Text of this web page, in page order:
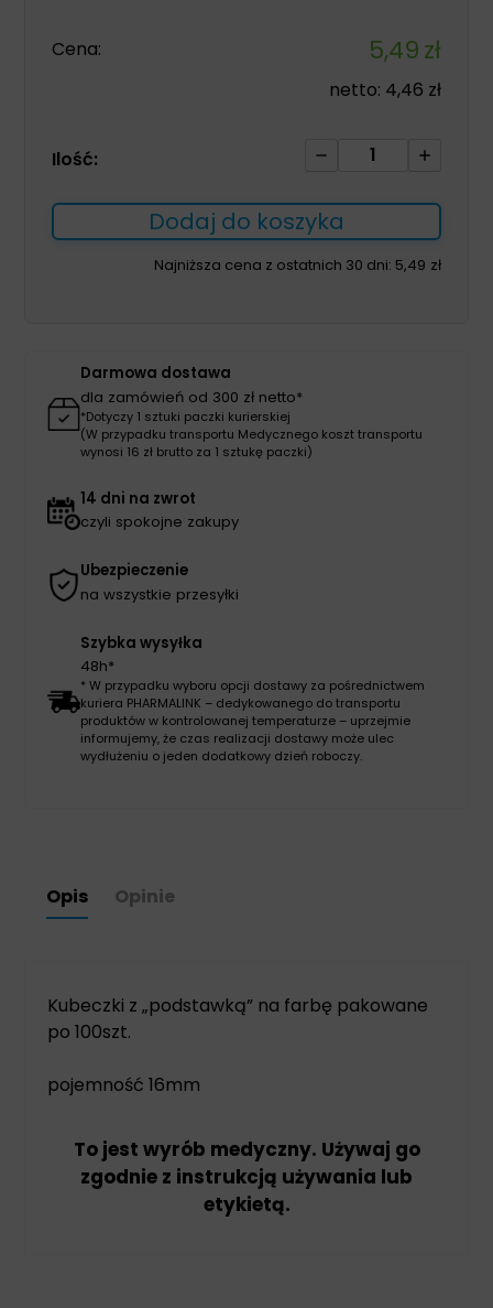
Cena: 5,49zł
netto: 4,46 zł
Ilość:
ilość
na
farbę
16ml
Dodaj do koszyka
Najniższa cena z ostatnich 30 dni: 5,49 zł
Darmowa dostawa
dla zamówień od 300 zł netto*
*Dotyczy 1 sztuki paczki kurierskiej
(W przypadku transportu Medycznego koszt transportu
wynosi 16 zł brutto za 1 sztukę paczki)
14 dni na zwrot
czyli spokojne zakupy
Ubezpieczenie
na wszystkie przesyłki
Szybka wysyłka
48h*
* W przypadku wyboru opcji dostawy za pośrednictwem
kuriera PHARMALINK – dedykowanego do transportu
produktów w kontrolowanej temperaturze – uprzejmie
informujemy, że czas realizacji dostawy może ulec
wydłużeniu o jeden dodatkowy dzień roboczy.
Opis Opinie
Kubeczki z „podstawką” na farbę pakowane
po 100szt.
pojemność 16mm
To jest wyrób medyczny. Używaj go
zgodnie z instrukcją używania lub
etykietą.